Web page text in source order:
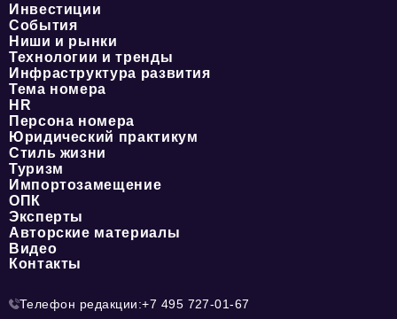
Инвестиции
События
Ниши и рынки
Технологии и тренды
Инфраструктура развития
Тема номера
HR
Персона номера
Юридический практикум
Стиль жизни
Туризм
Импортозамещение
ОПК
Эксперты
Авторские материалы
Видео
Контакты
Телефон редакции:+7 495 727-01-67